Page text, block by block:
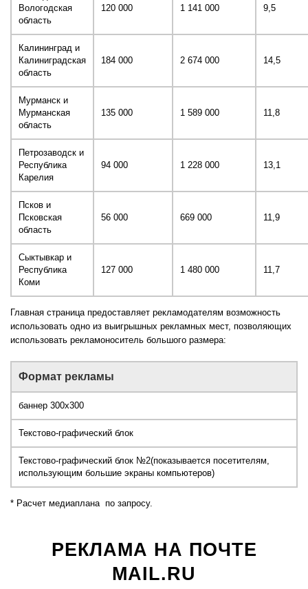
Вологодская
область
120 000 1 141 000 9,5
Калининград и
Калиниградская
область
184 000 2 674 000 14,5
Мурманск и
Мурманская
область
135 000 1 589 000 11,8
Петрозаводск и
Республика
Карелия
94 000 1 228 000 13,1
Псков и
Псковская
область
56 000 669 000 11,9
Сыктывкар и
Республика
Коми
127 000 1 480 000 11,7
Главная страница предоставляет рекламодателям возможность
использовать одно из выигрышных рекламных мест, позволяющих
использовать рекламоноситель большого размера:
Формат рекламы
баннер 300x300
Текстово-графический блок
Текстово-графический блок №2(показывается посетителям,
использующим большие экраны компьютеров)
* Расчет медиаплана по запросу.
РЕКЛАМА НА ПОЧТЕ
MAIL.RU